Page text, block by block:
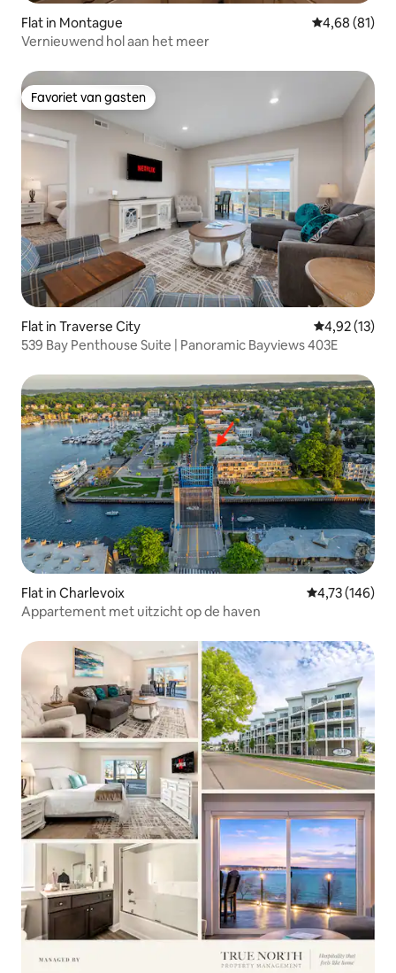
Flat in Montague Gemiddelde
4,68 (81)
Vernieuwend hol aan het meer
Favoriet van gasten
Favoriet van gasten
Flat in Traverse City Gemiddelde
4,92 (13)
539 Bay Penthouse Suite | Panoramic Bayviews 403E
Flat in Charlevoix Gemiddelde
4,73 (146)
Appartement met uitzicht op de haven